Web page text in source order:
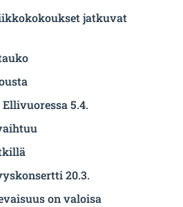
jatkuvat
5.4.
20.3.
on valoisa